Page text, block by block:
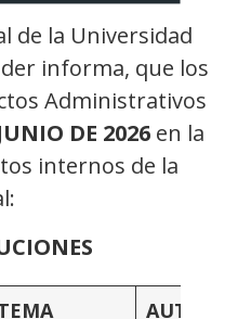
de la Universidad
informa, que los
Administrativos
DE 2026 en la
internos de la